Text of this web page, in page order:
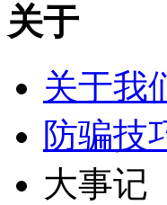
关于
关于我
防骗技
大事记